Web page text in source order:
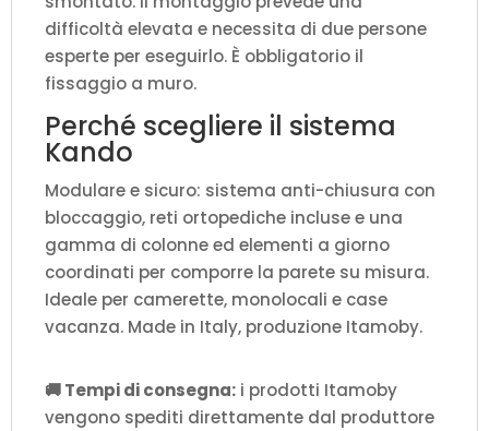
difficoltà elevata e necessita di due persone
esperte per eseguirlo. È obbligatorio il
fissaggio a muro.
Perché scegliere il sistema
Kando
Modulare e sicuro: sistema anti-chiusura con
bloccaggio, reti ortopediche incluse e una
gamma di colonne ed elementi a giorno
coordinati per comporre la parete su misura.
Ideale per camerette, monolocali e case
vacanza. Made in Italy, produzione Itamoby.
🚚 Tempi di consegna: i prodotti Itamoby
vengono spediti direttamente dal produttore